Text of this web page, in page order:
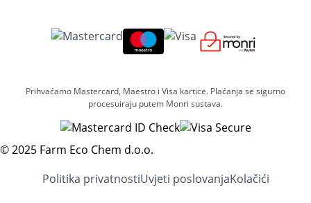
Prihvaćamo Mastercard, Maestro i Visa kartice. Plaćanja se sigurno
procesuiraju putem Monri sustava.
© 2025 Farm Eco Chem d.o.o.
Politika privatnostiUvjeti poslovanjaKolačići